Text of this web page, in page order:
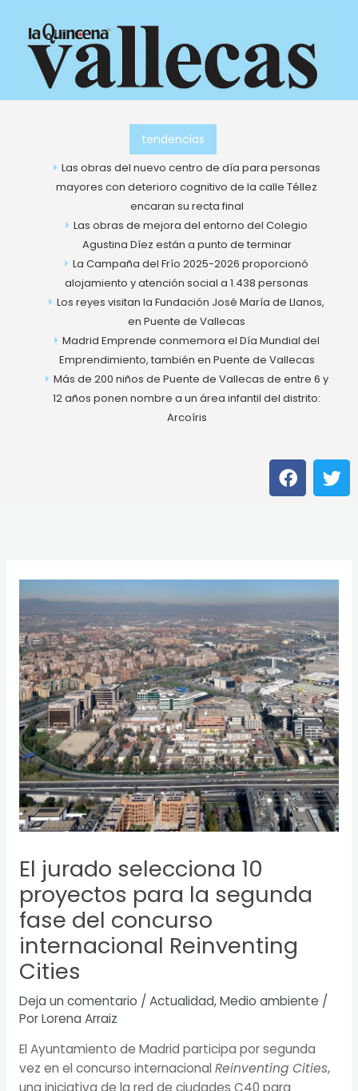
contenido
tendencias
Las obras del nuevo centro de día para personas
mayores con deterioro cognitivo de la calle Téllez
encaran su recta final
Las obras de mejora del entorno del Colegio
Agustina Díez están a punto de terminar
La Campaña del Frío 2025-2026 proporcionó
alojamiento y atención social a 1.438 personas
Los reyes visitan la Fundación José María de Llanos,
en Puente de Vallecas
Madrid Emprende conmemora el Día Mundial del
Emprendimiento, también en Puente de Vallecas
Más de 200 niños de Puente de Vallecas de entre 6 y
12 años ponen nombre a un área infantil del distrito:
Arcoíris
F
a
c
o
k
T
w
i
r
El jurado selecciona 10
proyectos para la segunda
fase del concurso
internacional Reinventing
Cities
Deja un comentario / Actualidad,Medio ambiente /
PorLorena Arraiz
El Ayuntamiento de Madrid participa por segunda
vez en el concurso internacional Reinventing Cities,